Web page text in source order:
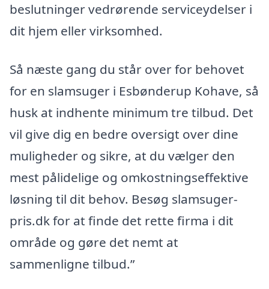
beslutninger vedrørende serviceydelser i
dit hjem eller virksomhed.
Så næste gang du står over for behovet
for en slamsuger i Esbønderup Kohave, så
husk at indhente minimum tre tilbud. Det
vil give dig en bedre oversigt over dine
muligheder og sikre, at du vælger den
mest pålidelige og omkostningseffektive
løsning til dit behov. Besøg slamsuger-
pris.dk for at finde det rette firma i dit
område og gøre det nemt at
sammenligne tilbud.”